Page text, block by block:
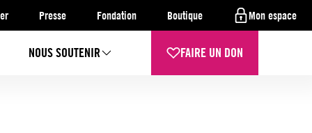
Presse Fondation Boutique Mon espace
NOUS SOUTENIR FAIRE UN DON